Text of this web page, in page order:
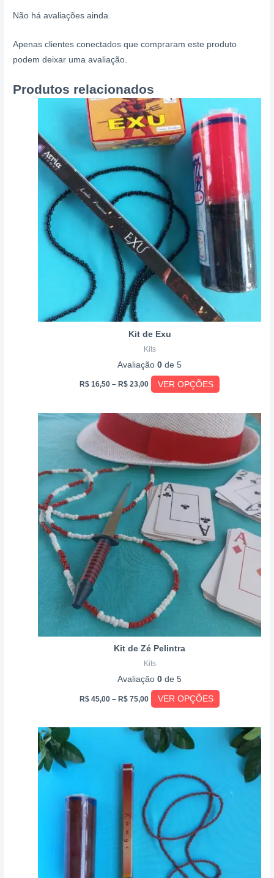
Não há avaliações ainda.
Apenas clientes conectados que compraram este produto
podem deixar uma avaliação.
Produtos relacionados
Kit de Exu
Kits
Avaliação0 de 5
R$ 16,50 – R$ 23,00
Price
range:
R$ 16,50
through
R$ 23,00
VER OPÇÕES
Este
produto
tem
várias
variantes.
As
opções
podem
escolhidas
página
do
Kit de Zé Pelintra
Kits
Avaliação0 de 5
R$ 45,00 – R$ 75,00
Price
range:
R$ 45,00
R$ 75,00
VER OPÇÕES
Este
produto
várias
variantes.
As
opções
podem
ser
escolhidas
na
página
do
produto
Price
range:
R$ 16,50
Este
produto
variantes.
As
escolhidas